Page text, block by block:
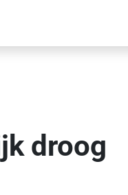
droog